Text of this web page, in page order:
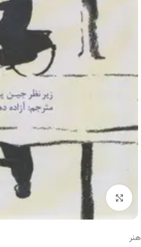
برای بزرگنمایی کلیک کنید
هنر